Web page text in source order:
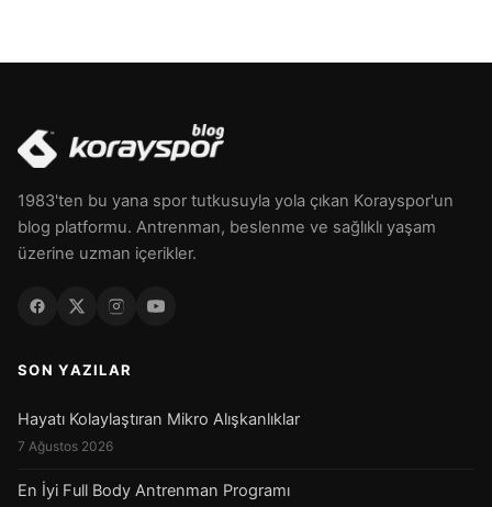
1983'ten bu yana spor tutkusuyla yola çıkan Korayspor'un
blog platformu. Antrenman, beslenme ve sağlıklı yaşam
üzerine uzman içerikler.
SON YAZILAR
Hayatı Kolaylaştıran Mikro Alışkanlıklar
7 Ağustos 2026
En İyi Full Body Antrenman Programı